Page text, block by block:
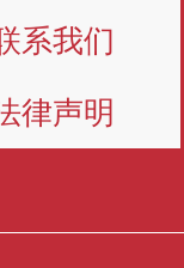
系我们
律声明